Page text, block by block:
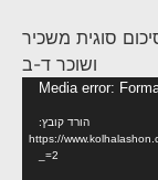
סוגית משכיר
ושוכר ד-ב
Media error:
הורד קובץ:
https://
_=2